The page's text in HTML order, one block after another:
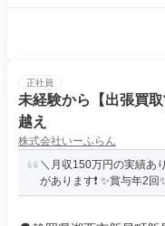
正社員
未経験から【出張買
越え
株式会社いーふらん
＼月収150万円の実績あ
があります❗ ✨賞与年2回